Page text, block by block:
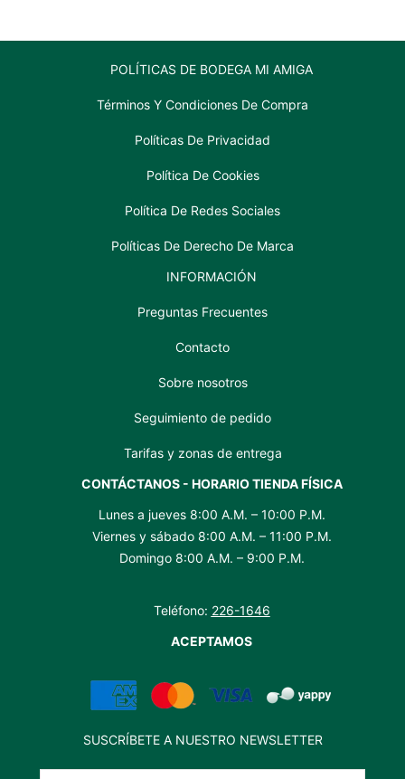
POLÍTICAS DE BODEGA MI AMIGA
Términos Y Condiciones De Compra
Políticas De Privacidad
Política De Cookies
Política De Redes Sociales
Políticas De Derecho De Marca
INFORMACIÓN
Preguntas Frecuentes
Contacto
Sobre nosotros
Seguimiento de pedido
Tarifas y zonas de entrega
CONTÁCTANOS - HORARIO TIENDA FÍSICA
Lunes a jueves 8:00 A.M. – 10:00 P.M.
Viernes y sábado 8:00 A.M. – 11:00 P.M.
Domingo 8:00 A.M. – 9:00 P.M.
Teléfono: 226-1646
ACEPTAMOS
SUSCRÍBETE A NUESTRO NEWSLETTER